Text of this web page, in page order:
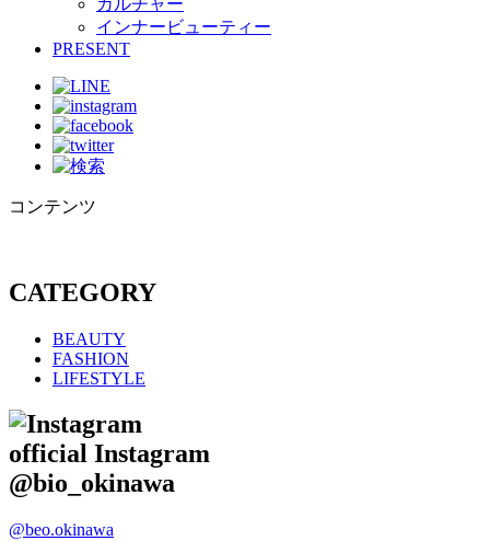
インナービューティー
PRESENT
コンテンツ
CATEGORY
BEAUTY
FASHION
LIFESTYLE
official Instagram
@bio_okinawa
@beo.okinawa